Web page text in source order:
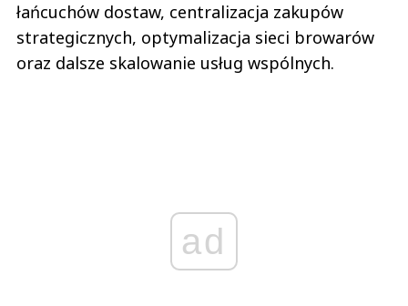
łańcuchów dostaw, centralizacja zakupów
strategicznych, optymalizacja sieci browarów
oraz dalsze skalowanie usług wspólnych.
ad